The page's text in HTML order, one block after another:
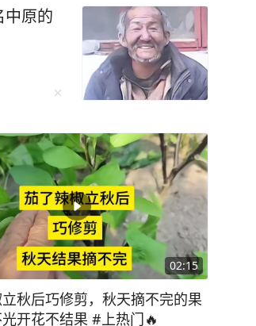
中原的
02:15
秋后巧修剪，秋天摘不完的果
开花不结果 #上热门🔥